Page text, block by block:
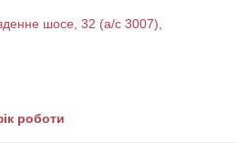
шосе, 32 (а/с 3007),
роботи